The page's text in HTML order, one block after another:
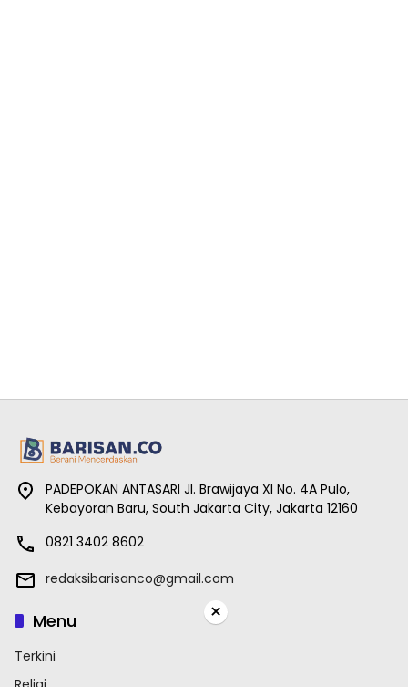
PADEPOKAN ANTASARI Jl. Brawijaya XI No. 4A Pulo,
Kebayoran Baru, South Jakarta City, Jakarta 12160
0821 3402 8602
redaksibarisanco@gmail.com
Menu
Terkini
×